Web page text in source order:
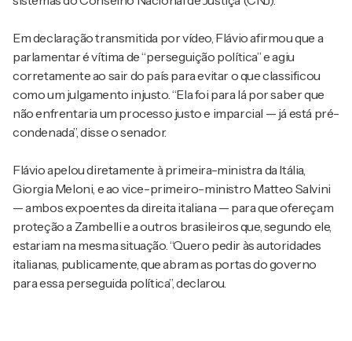
Em declaração transmitida por vídeo, Flávio afirmou que a
parlamentar é vítima de “perseguição política” e agiu
corretamente ao sair do país para evitar o que classificou
como um julgamento injusto. “Ela foi para lá por saber que
não enfrentaria um processo justo e imparcial — já está pré-
condenada”, disse o senador.
Flávio apelou diretamente à primeira-ministra da Itália,
Giorgia Meloni, e ao vice-primeiro-ministro Matteo Salvini
— ambos expoentes da direita italiana — para que ofereçam
proteção a Zambelli e a outros brasileiros que, segundo ele,
estariam na mesma situação. “Quero pedir às autoridades
italianas, publicamente, que abram as portas do governo
para essa perseguida política”, declarou.